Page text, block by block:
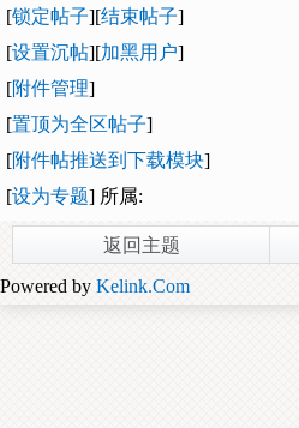
[锁定帖子][结束帖子]
[设置沉帖][加黑用户]
[附件管理]
[置顶为全区帖子]
[附件帖推送到下载模块]
[设为专题] 所属:
返回主题
Powered by Kelink.Com